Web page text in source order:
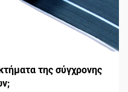
της σύγχρονης